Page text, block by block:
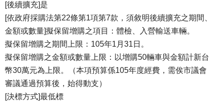
[後續擴充]是
[依政府採購法第22條第1項第7款，須敘明後續擴充之期間、
金額或數量]擬保留增購之項目：體檢、入營輸送車輛。
擬保留增購之期間上限：105年1月31日。
擬保留增購之金額或數量上限：以增購50輛車與金額計新台
幣30萬元為上限。（本項預算係105年度經費，需俟市議會
審議通過預算後，始得動支）
[決標方式]最低標